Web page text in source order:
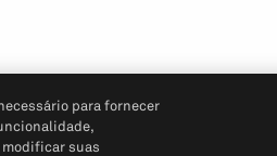
para fornecer
suas